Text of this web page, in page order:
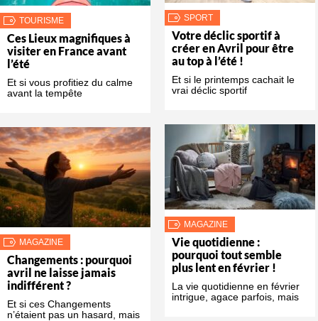
TOURISME
Ces Lieux magnifiques à
visiter en France avant
l’été
Et si vous profitiez du calme
avant la tempête
SPORT
Votre déclic sportif à
créer en Avril pour être
au top à l’été !
Et si le printemps cachait le
vrai déclic sportif
MAGAZINE
Vie quotidienne :
pourquoi tout semble
plus lent en février !
La vie quotidienne en février
intrigue, agace parfois, mais
MAGAZINE
Changements : pourquoi
avril ne laisse jamais
indifférent ?
Et si ces Changements
n’étaient pas un hasard, mais